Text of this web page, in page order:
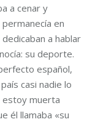
a cenar y
en
a hablar
su deporte.
español,
casi nadie lo
estoy muerta
él llamaba «su